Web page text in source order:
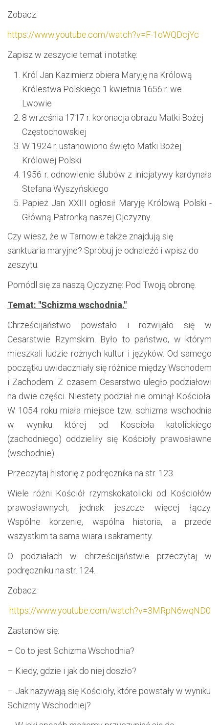
Zobacz:
https://www.youtube.com/watch?v=F-1oWQDcjYc
Zapisz w zeszycie temat i notatkę:
Król Jan Kazimierz obiera Maryję na Królową
Królestwa Polskiego 1 kwietnia 1656 r. we
Lwowie
8 września 1717 r. koronacja obrazu Matki Bożej
Częstochowskiej
W 1924 r. ustanowiono święto Matki Bożej
Królowej Polski
1956 r. odnowienie ślubów z inicjatywy kardynała
Stefana Wyszyńskiego
Papież Jan XXIII ogłosił Maryję Królową Polski -
Główną Patronką naszej Ojczyzny.
Czy wiesz, że w Tarnowie także znajdują się
sanktuaria maryjne? Spróbuj je odnaleźć i wpisz do
zeszytu.
Pomódl się za naszą Ojczyznę: Pod Twoją obronę.
Temat: "Schizma wschodnia."
Chrześcijaństwo powstało i rozwijało się w
Cesarstwie Rzymskim. Było to państwo, w którym
mieszkali ludzie rożnych kultur i języków. Od samego
początku uwidaczniały się różnice między Wschodem
i Zachodem. Z czasem Cesarstwo uległo podziałowi
na dwie części. Niestety podział nie ominął Kościoła.
W 1054 roku miała miejsce tzw. schizma wschodnia
w wyniku której od Koscioła katolickiego
(zachodniego) oddzieliły się Kościoły prawosławne
(wschodnie).
Przeczytaj historię z podręcznika na str. 123.
Wiele różni Kościół rzymskokatolicki od Kościołów
prawosławnych, jednak jeszcze więcej łączy.
Wspólne korzenie, wspólna historia, a przede
wszystkim ta sama wiara i sakramenty.
O podziałach w chrześcijaństwie przeczytaj w
podręczniku na str. 124.
Zobacz:
https://www.youtube.com/watch?v=3MRpN6wqND0
Zastanów się:
– Co to jest Schizma Wschodnia?
– Kiedy, gdzie i jak do niej doszło?
– Jak nazywają się Kościoły, które powstały w wyniku
Schizmy Wschodniej?